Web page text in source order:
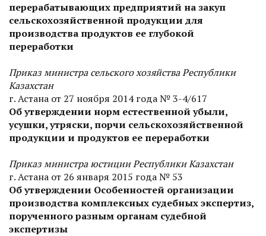
перерабатывающих предприятий на закуп
сельскохозяйственной продукции для
производства продуктов ее глубокой
переработки
Приказ министра сельского хозяйства Республики
Казахстан
г. Астана от 27 ноября 2014 года № 3-4/617
Об утверждении норм естественной убыли,
усушки, утряски, порчи сельскохозяйственной
продукции и продуктов ее переработки
Приказ министра юстиции Республики Казахстан
г. Астана от 26 января 2015 года № 53
Об утверждении Особенностей организации
производства комплексных судебных экспертиз,
порученного разным органам судебной
экспертизы